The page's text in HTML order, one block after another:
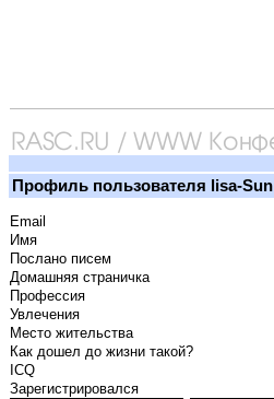
Профиль пользователя lisa-Sun
Email
Имя
Послано писем
Домашняя страничка
Профессия
Увлечения
Место жительства
Как дошел до жизни такой?
ICQ
Зарегистрировался